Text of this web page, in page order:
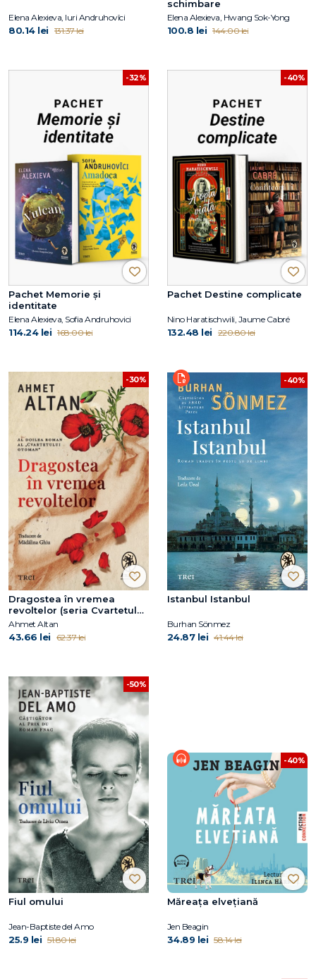
Elena Alexieva, Iuri Andruhovîci
80.14 lei 131.37 lei
schimbare
Elena Alexieva, Hwang Sok-Yong
100.8 lei 144.00 lei
-32%
Pachet Memorie și
identitate
Elena Alexieva, Sofia Andruhovici
114.24 lei 168.00 lei
-40%
Pachet Destine complicate
Nino Haratischwili, Jaume Cabré
132.48 lei 220.80 lei
-30%
Dragostea în vremea
revoltelor (seria Cvartetul
Otoman, vol. 2)
Ahmet Altan
43.66 lei 62.37 lei
-40%
Istanbul Istanbul
Burhan Sönmez
24.87 lei 41.44 lei
-50%
Fiul omului
Jean-Baptiste del Amo
25.9 lei 51.80 lei
-40%
Măreața elvețiană
Jen Beagin
34.89 lei 58.14 lei